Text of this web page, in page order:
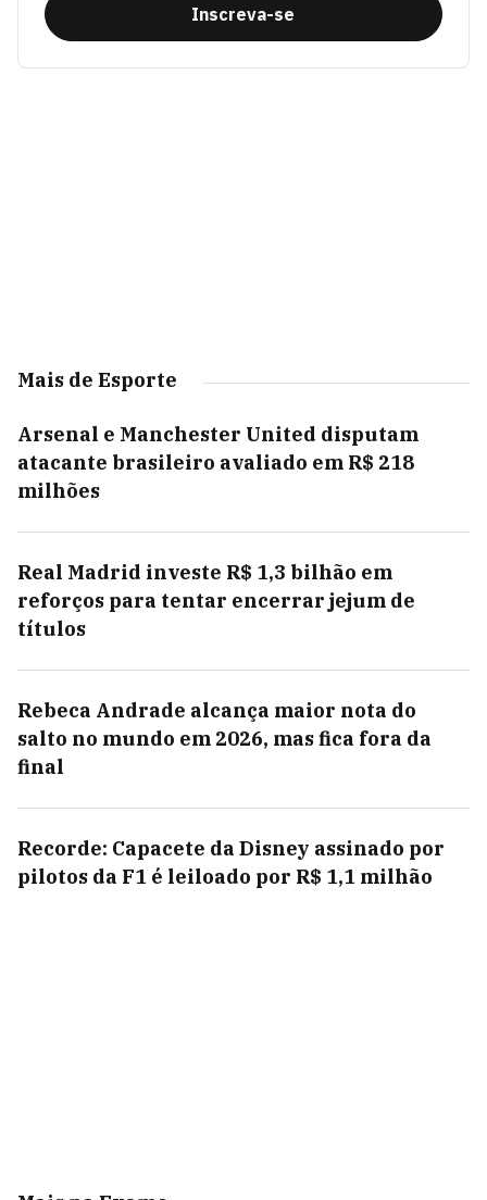
Inscreva-se
Mais de Esporte
Arsenal e Manchester United disputam
atacante brasileiro avaliado em R$ 218
milhões
Real Madrid investe R$ 1,3 bilhão em
reforços para tentar encerrar jejum de
títulos
Rebeca Andrade alcança maior nota do
salto no mundo em 2026, mas fica fora da
final
Recorde: Capacete da Disney assinado por
pilotos da F1 é leiloado por R$ 1,1 milhão